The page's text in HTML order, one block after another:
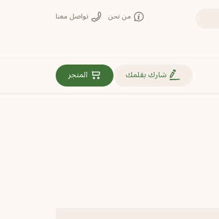
من نحن تواصل معنا
روابط مهمة
شارك بقلمك المتجر